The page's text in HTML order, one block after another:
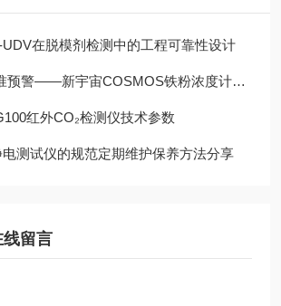
在脱模剂检测中的工程可靠性设计
新宇宙COSMOS铁粉浓度计SDM-72守护齿轮箱健康
红外CO₂检测仪技术参数
测试仪的规范定期维护保养方法分享
线留言